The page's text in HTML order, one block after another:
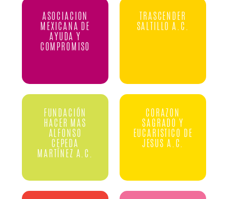
ASOCIACION
MEXICANA DE
AYUDA Y
COMPROMISO
TRASCENDER
SALTILLO A.C.
FUNDACIÓN
HACER MAS
ALFONSO
CEPEDA
MARTÍNEZ A.C.
CORAZON
SAGRADO Y
EUCARISTICO DE
JESUS A.C.